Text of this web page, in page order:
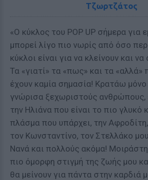
Τζωρτζάτος
«Ο κύκλος του POP UP σήμερα για
μπορεί λίγο πιο νωρίς από όσο
κύκλοι είναι για να κλείνουν και
Τα «γιατί» τα «πως» και τα «αλλά»
έχουν καμία σημασία! Κρατάω
γνώρισα ξεχωριστούς ανθρώπους,
την Ηλιάνα που είναι το πιο γλυκό
πλάσμα που υπάρχει, την
τον Κωνσταντίνο, τον Στελλάκο
Νανά και πολλούς ακόμα!
πιο όμορφη στιγμή της ζωής μου
θα μείνουν για πάντα στην καρδιά